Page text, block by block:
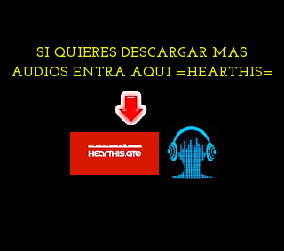
SI QUIERES DESCARGAR MAS
AUDIOS ENTRA AQUI =HEARTHIS=